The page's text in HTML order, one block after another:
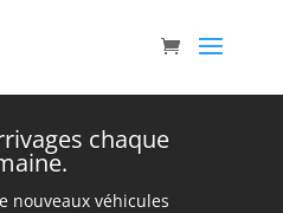
chaque
nouveaux véhicules